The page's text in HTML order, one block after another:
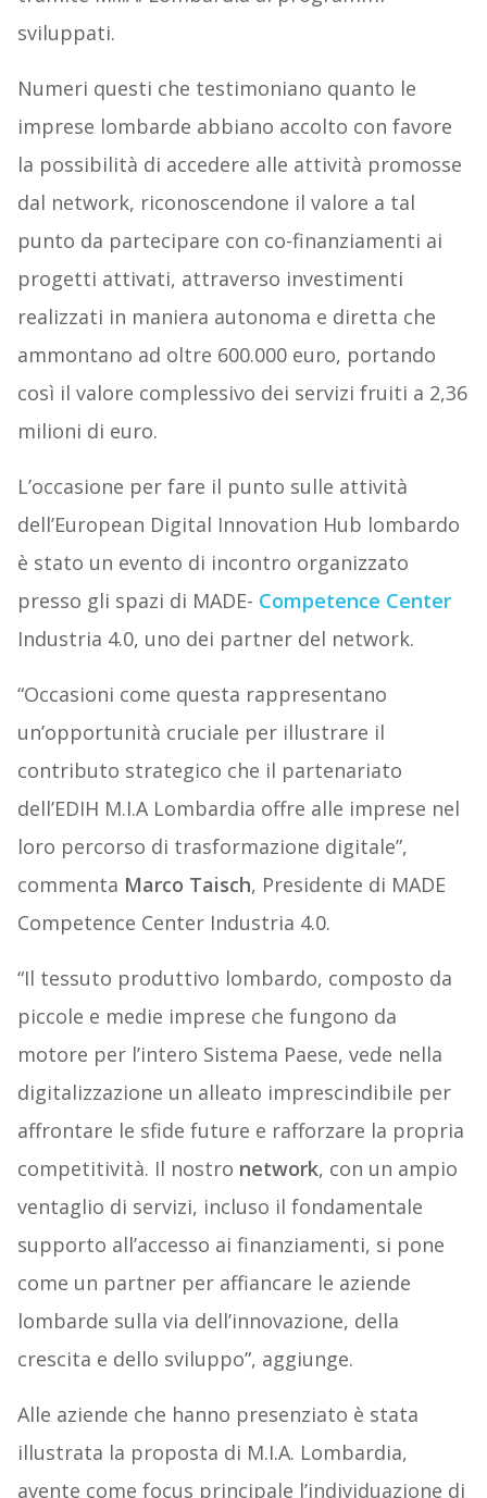
sviluppati.
Numeri questi che testimoniano quanto le
imprese lombarde abbiano accolto con favore
la possibilità di accedere alle attività promosse
dal network, riconoscendone il valore a tal
punto da partecipare con co-finanziamenti ai
progetti attivati, attraverso investimenti
realizzati in maniera autonoma e diretta che
ammontano ad oltre 600.000 euro, portando
così il valore complessivo dei servizi fruiti a 2,36
milioni di euro.
L’occasione per fare il punto sulle attività
dell’European Digital Innovation Hub lombardo
è stato un evento di incontro organizzato
presso gli spazi di MADE- Competence Center
Industria 4.0, uno dei partner del network.
“Occasioni come questa rappresentano
un’opportunità cruciale per illustrare il
contributo strategico che il partenariato
dell’EDIH M.I.A Lombardia offre alle imprese nel
loro percorso di trasformazione digitale”,
commenta Marco Taisch, Presidente di MADE
Competence Center Industria 4.0.
“Il tessuto produttivo lombardo, composto da
piccole e medie imprese che fungono da
motore per l’intero Sistema Paese, vede nella
digitalizzazione un alleato imprescindibile per
affrontare le sfide future e rafforzare la propria
competitività. Il nostro network, con un ampio
ventaglio di servizi, incluso il fondamentale
supporto all’accesso ai finanziamenti, si pone
come un partner per affiancare le aziende
lombarde sulla via dell’innovazione, della
crescita e dello sviluppo”, aggiunge.
Alle aziende che hanno presenziato è stata
illustrata la proposta di M.I.A. Lombardia,
avente come focus principale l’individuazione di